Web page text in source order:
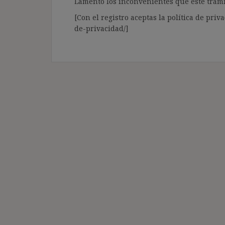
[Con el registro aceptas la política de
de-privacidad/]